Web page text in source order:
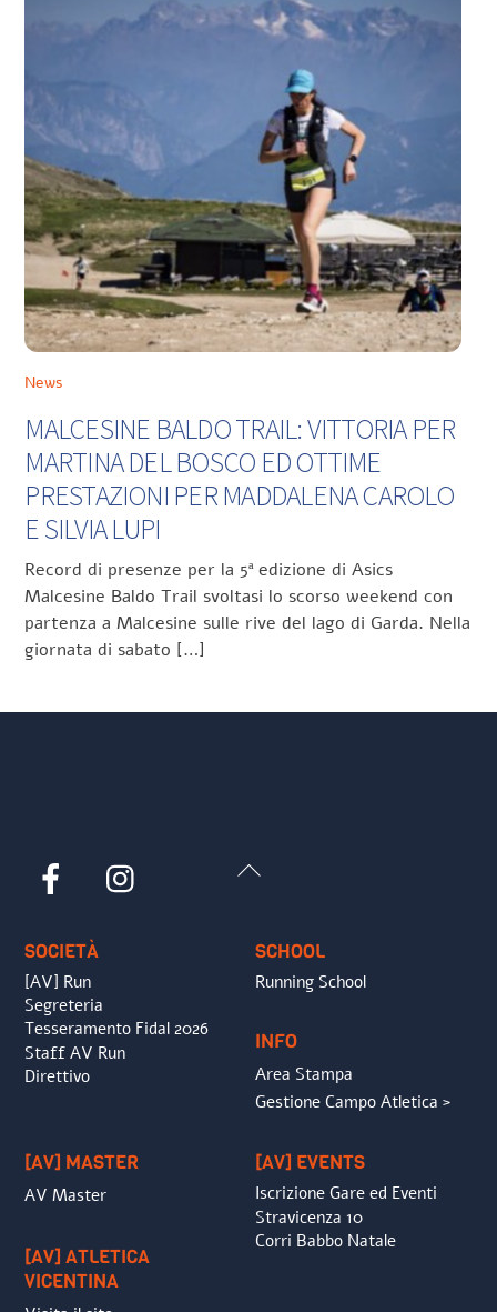
News
MALCESINE BALDO TRAIL: VITTORIA PER
MARTINA DEL BOSCO ED OTTIME
PRESTAZIONI PER MADDALENA CAROLO
E SILVIA LUPI
Record di presenze per la 5ª edizione di Asics
Malcesine Baldo Trail svoltasi lo scorso weekend con
partenza a Malcesine sulle rive del lago di Garda. Nella
giornata di sabato […]
Back
Facebook
SOCIETÀ
[AV] Run
Segreteria
Tesseramento Fidal 2026
Staff AV Run
Direttivo
SCHOOL
Running School
INFO
Area Stampa
Gestione Campo Atletica >
[AV] MASTER
AV Master
[AV] ATLETICA
VICENTINA
[AV] EVENTS
Iscrizione Gare ed Eventi
Stravicenza 10
Corri Babbo Natale